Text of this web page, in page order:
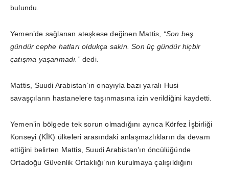
bulundu.
Yemen’de sağlanan ateşkese değinen Mattis, “Son beş
gündür cephe hatları oldukça sakin. Son üç gündür hiçbir
çatışma yaşanmadı.”dedi.
Mattis, Suudi Arabistan’ın onayıyla bazı yaralı Husi
savaşçıların hastanelere taşınmasına izin verildiğini kaydetti.
Yemen’in bölgede tek sorun olmadığını ayrıca Körfez İşbirliği
Konseyi (KİK) ülkeleri arasındaki anlaşmazlıkların da devam
ettiğini belirten Mattis, Suudi Arabistan’ın öncülüğünde
Ortadoğu Güvenlik Ortaklığı’nın kurulmaya çalışıldığını